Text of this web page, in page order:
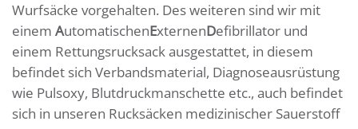
Wurfsäcke vorgehalten. Des weiteren sind wir mit
einem AutomatischenExternenDefibrillator und
einem Rettungsrucksack ausgestattet, in diesem
befindet sich Verbandsmaterial, Diagnoseausrüstung
wie Pulsoxy, Blutdruckmanschette etc., auch befindet
sich in unseren Rucksäcken medizinischer Sauerstoff